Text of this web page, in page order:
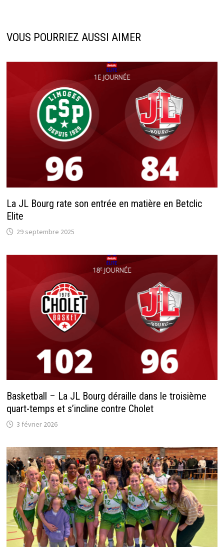
VOUS POURRIEZ AUSSI AIMER
La JL Bourg rate son entrée en matière en Betclic
Elite
29 septembre 2025
Basketball – La JL Bourg déraille dans le troisième
quart-temps et s’incline contre Cholet
3 février 2026